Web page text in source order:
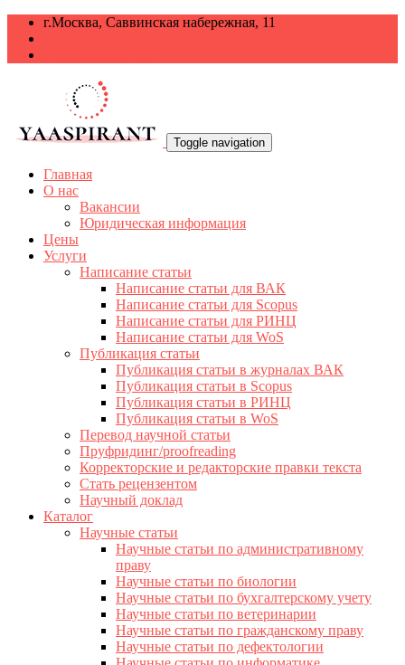
г.Москва, Саввинская набережная, 11
Toggle navigation
Главная
О нас
Вакансии
Юридическая информация
Цены
Услуги
Написание статьи
Написание статьи для ВАК
Написание статьи для Scopus
Написание статьи для РИНЦ
Написание статьи для WoS
Публикация статьи
Публикация статьи в журналах ВАК
Публикация статьи в Scopus
Публикация статьи в РИНЦ
Публикация статьи в WoS
Перевод научной статьи
Пруфридинг/proofreading
Корректорские и редакторские правки текста
Стать рецензентом
Научный доклад
Каталог
Научные статьи
Научные статьи по административному
праву
Научные статьи по биологии
Научные статьи по бухгалтерскому учету
Научные статьи по ветеринарии
Научные статьи по гражданскому праву
Научные статьи по дефектологии